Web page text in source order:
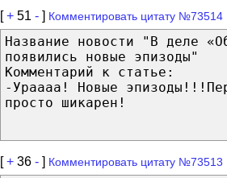
[+ 51 - ] Комментировать цитату №73514
Название новости "В деле
появились новые эпизоды"
Комментарий к статье:
-Ураааа! Новые
просто шикарен!
[+ 36 - ] Комментировать цитату №73513